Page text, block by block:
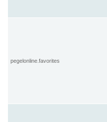
pegelonline.favorites